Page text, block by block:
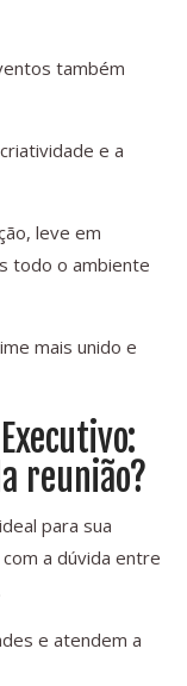
também
e a
leve em
todo o ambiente
mais unido e
reunião?
para sua
a dúvida entre
e atendem a